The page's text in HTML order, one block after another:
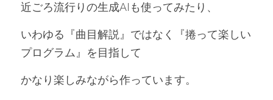
近ごろ流行りの生成AIも使ってみたり、
いわゆる『曲目解説』ではなく『捲って楽しい
プログラム』を目指して
かなり楽しみながら作っています。